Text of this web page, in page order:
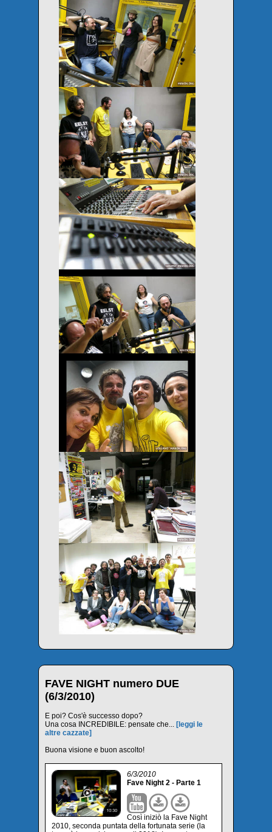
FAVE NIGHT numero DUE
(6/3/2010)
E poi? Cos'è successo dopo?
Una cosa INCREDIBILE: pensate che... [leggi le
altre cazzate]
Buona visione e buon ascolto!
6/3/2010
Fave Night 2 - Parte 1
Così iniziò la Fave Night
2010, seconda puntata della fortunata serie (la